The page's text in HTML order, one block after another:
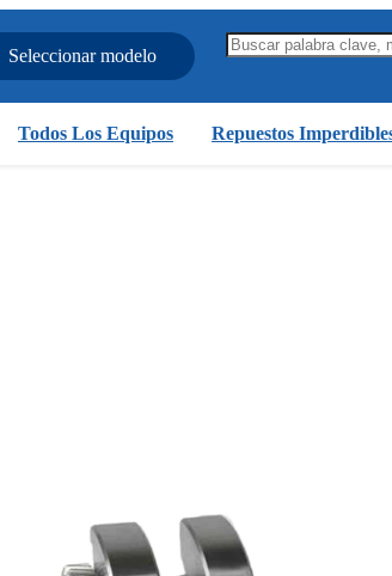
Seleccionar modelo
Todos Los Equipos Repuestos